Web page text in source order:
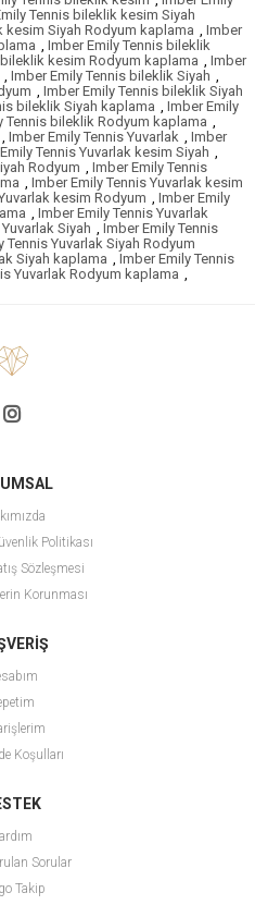
Tennis bileklik kesim Siyah
kesim Siyah Rodyum kaplama , Imber
, Imber Emily Tennis bileklik
kesim Rodyum kaplama , Imber
, Imber Emily Tennis bileklik Siyah ,
, Imber Emily Tennis bileklik Siyah
bileklik Siyah kaplama , Imber Emily
Tennis bileklik Rodyum kaplama ,
, Imber Emily Tennis Yuvarlak , Imber
Tennis Yuvarlak kesim Siyah ,
Rodyum , Imber Emily Tennis
, Imber Emily Tennis Yuvarlak kesim
kesim Rodyum , Imber Emily
, Imber Emily Tennis Yuvarlak
Siyah , Imber Emily Tennis
Tennis Yuvarlak Siyah Rodyum
Siyah kaplama , Imber Emily Tennis
Yuvarlak Rodyum kaplama ,
Politikası
Sözleşmesi
Korunması
Koşulları
Sorular
Takip